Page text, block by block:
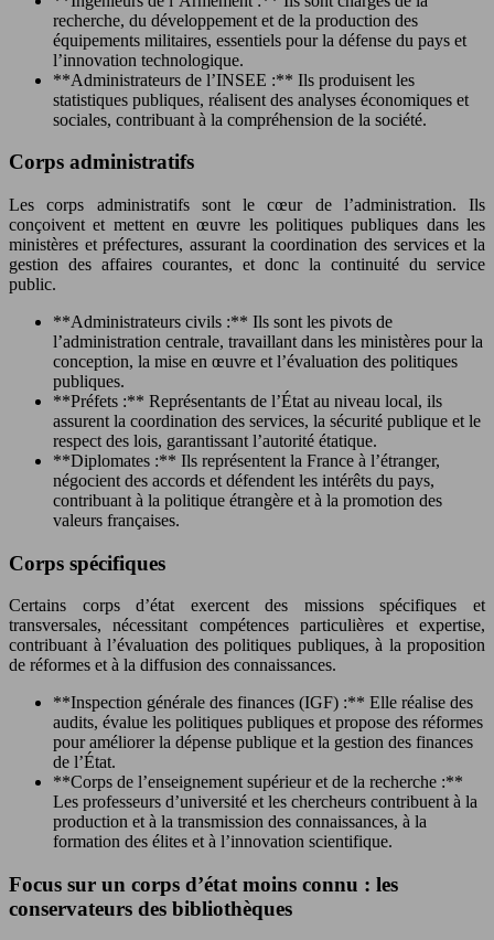
recherche, du développement et de la production des
équipements militaires, essentiels pour la défense du pays et
l’innovation technologique.
**Administrateurs de l’INSEE :** Ils produisent les
statistiques publiques, réalisent des analyses économiques et
sociales, contribuant à la compréhension de la société.
Corps administratifs
Les corps administratifs sont le cœur de l’administration. Ils
conçoivent et mettent en œuvre les politiques publiques dans les
ministères et préfectures, assurant la coordination des services et la
gestion des affaires courantes, et donc la continuité du service
public.
**Administrateurs civils :** Ils sont les pivots de
l’administration centrale, travaillant dans les ministères pour la
conception, la mise en œuvre et l’évaluation des politiques
publiques.
**Préfets :** Représentants de l’État au niveau local, ils
assurent la coordination des services, la sécurité publique et le
respect des lois, garantissant l’autorité étatique.
**Diplomates :** Ils représentent la France à l’étranger,
négocient des accords et défendent les intérêts du pays,
contribuant à la politique étrangère et à la promotion des
valeurs françaises.
Corps spécifiques
Certains corps d’état exercent des missions spécifiques et
transversales, nécessitant compétences particulières et expertise,
contribuant à l’évaluation des politiques publiques, à la proposition
de réformes et à la diffusion des connaissances.
**Inspection générale des finances (IGF) :** Elle réalise des
audits, évalue les politiques publiques et propose des réformes
pour améliorer la dépense publique et la gestion des finances
de l’État.
**Corps de l’enseignement supérieur et de la recherche :**
Les professeurs d’université et les chercheurs contribuent à la
production et à la transmission des connaissances, à la
formation des élites et à l’innovation scientifique.
Focus sur un corps d’état moins connu : les
conservateurs des bibliothèques